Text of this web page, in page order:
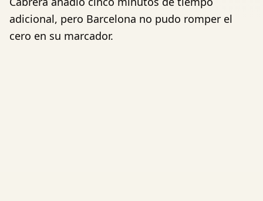
adicional, pero Barcelona no pudo romper el
cero en su marcador.